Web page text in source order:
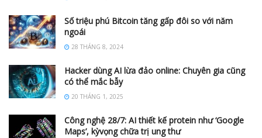
Số triệu phú Bitcoin tăng gấp đôi so với năm
ngoái
28 THÁNG 8, 2024
Hacker dùng AI lừa đảo online: Chuyên gia cũng
có thể mắc bẫy
20 THÁNG 1, 2025
Công nghệ 28/7: AI thiết kế protein như ‘Google
Maps’, kỳvọng chữa trị ung thư